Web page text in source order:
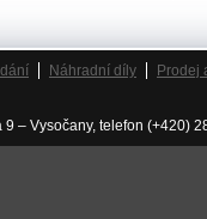
Náhradní díly Prodej
– Vysočany, telefon (+420)